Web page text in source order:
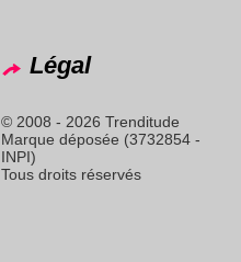
Légal
© 2008 - 2026 Trenditude
Marque déposée (3732854 -
INPI)
Tous droits réservés